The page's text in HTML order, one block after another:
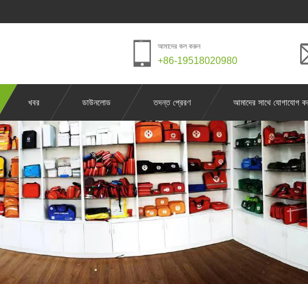
আমাদের কল করুন
+86-19518020980
খবর ডাউনলোড তদন্ত প্রেরণ আমাদের সাথে যোগাযোগ